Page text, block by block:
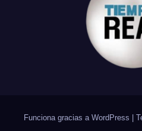
Funciona gracias a WordPress